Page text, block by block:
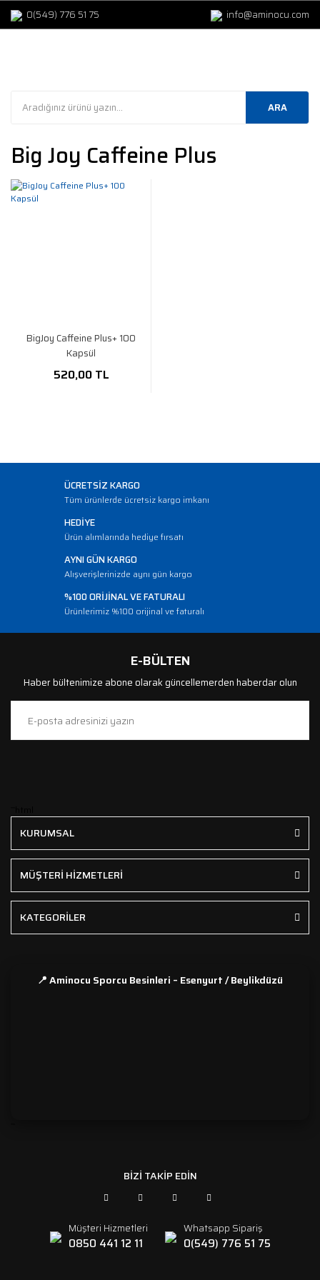
0(549) 776 51 75 info@aminocu.com
ARA
Big Joy Caffeine Plus
BigJoy Caffeine Plus+ 100
Kapsül
520,00 TL
ÜCRETSİZ KARGO
Tüm ürünlerde ücretsiz kargo imkanı
HEDİYE
Ürün alımlarında hediye fırsatı
AYNI GÜN KARGO
Alışverişlerinizde aynı gün kargo
%100 ORİJİNAL VE FATURALI
Ürünlerimiz %100 orijinal ve faturalı
E-BÜLTEN
Haber bültenimize abone olarak güncellemerden haberdar olun
KURUMSAL
MÜŞTERİ HİZMETLERİ
KATEGORİLER
📍 Aminocu Sporcu Besinleri – Esenyurt / Beylikdüzü
BİZİ TAKİP EDİN
Müşteri Hizmetleri
0850 441 12 11
Whatsapp Sipariş
0(549) 776 51 75